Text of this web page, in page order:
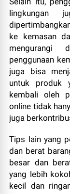
lingkungan
ke kemasan
mengurangi
penggunaan
juga bisa
untuk produk
kembali oleh
online tidak
juga
Tips lain yang
dan berat
besar dan
yang lebih
kecil dan